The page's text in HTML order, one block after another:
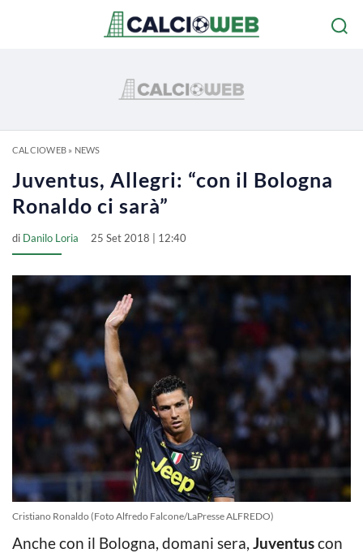
CALCIOWEB» NEWS
Juventus, Allegri: “con il Bologna
Ronaldo ci sarà”
di Danilo Loria 25 Set 2018 | 12:40
Cristiano Ronaldo (Foto Alfredo Falcone/LaPresse ALFREDO)
Anche con il Bologna, domani sera, Juventuscon